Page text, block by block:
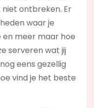
ontbreken. Er
waar je
meer maar hoe
serveren wat jij
eens gezellig
vind je het beste